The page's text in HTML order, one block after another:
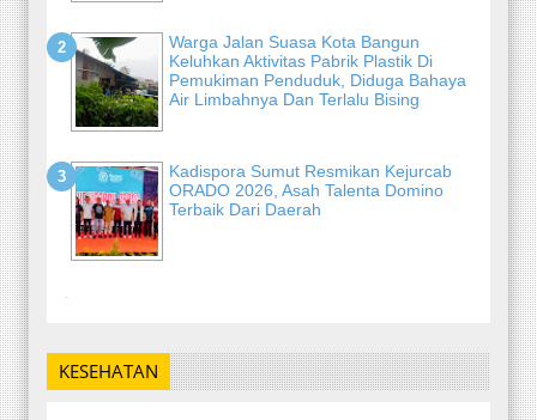
Warga Jalan Suasa Kota Bangun
Keluhkan Aktivitas Pabrik Plastik Di
Pemukiman Penduduk, Diduga Bahaya
Air Limbahnya Dan Terlalu Bising
Kadispora Sumut Resmikan Kejurcab
ORADO 2026, Asah Talenta Domino
Terbaik Dari Daerah
-
KESEHATAN